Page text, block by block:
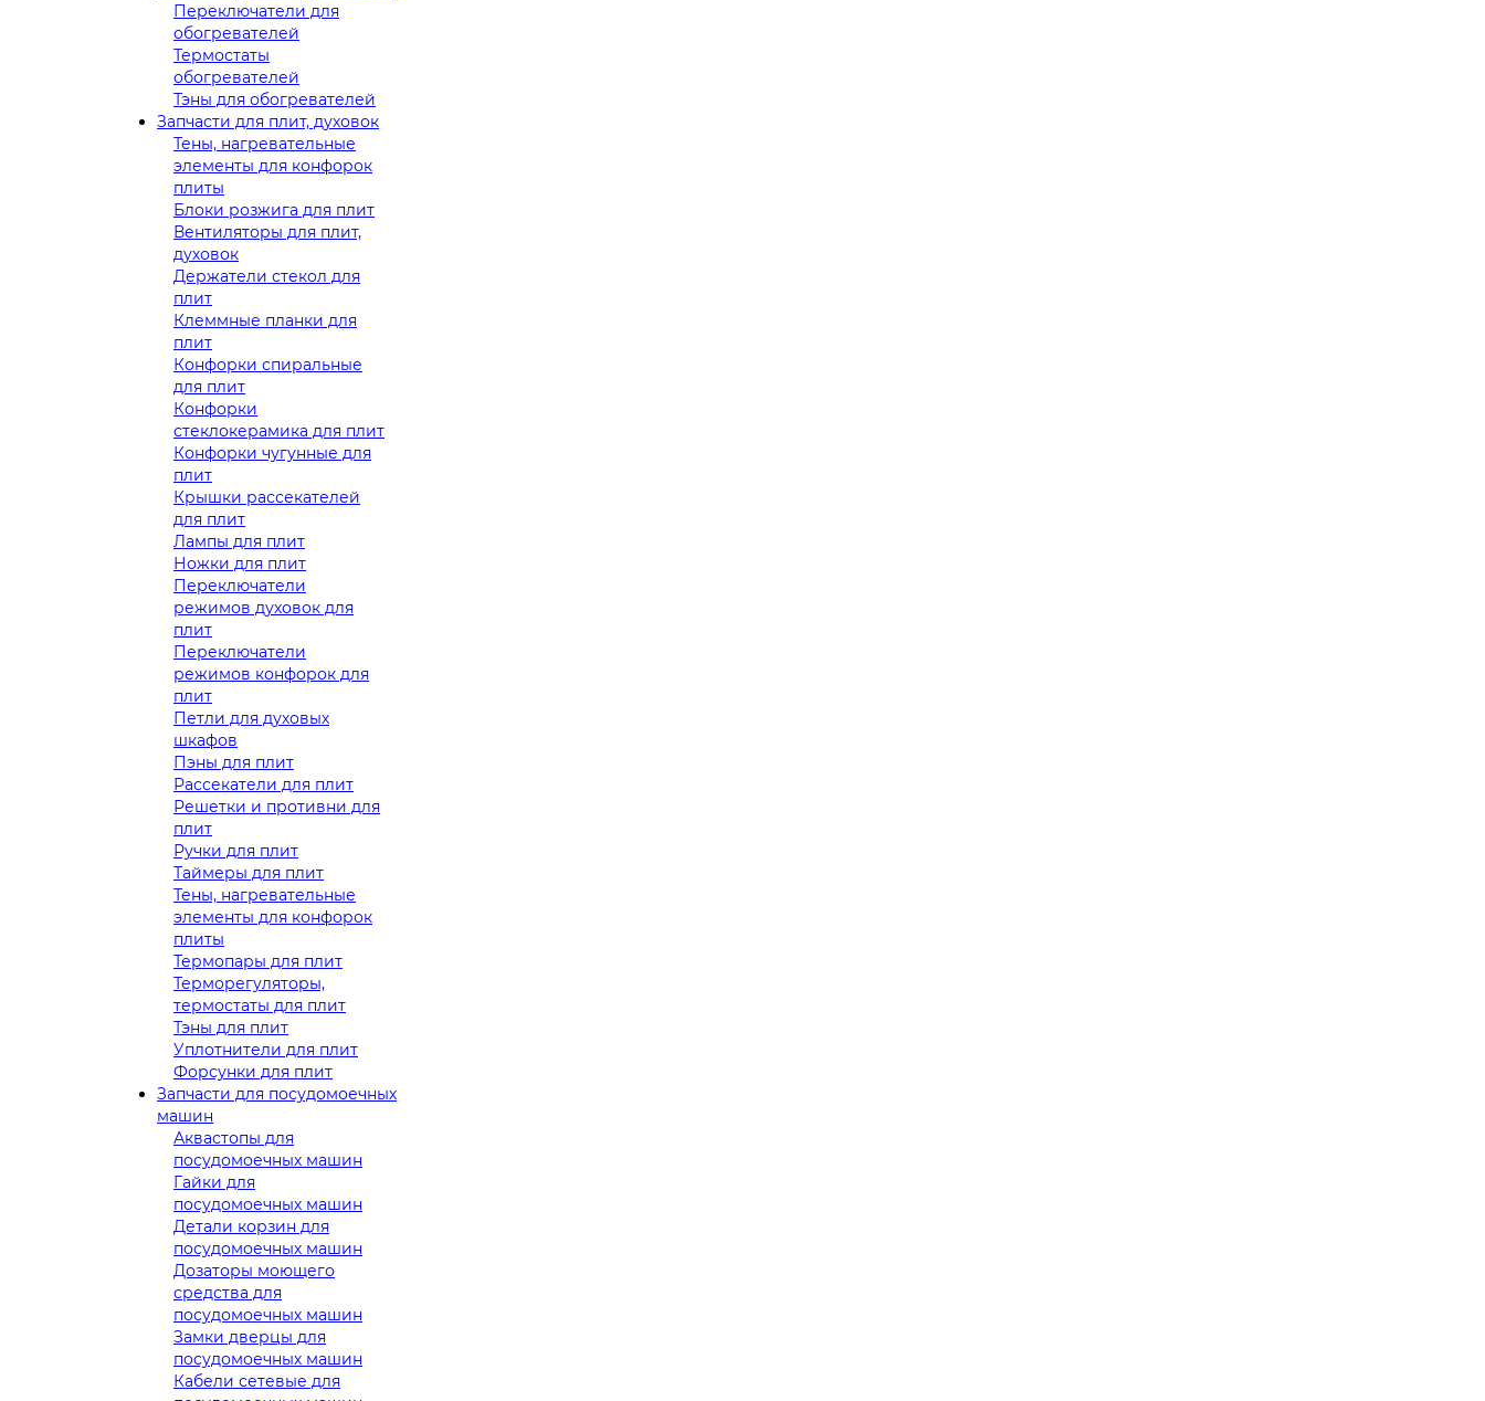
Переключатели для
обогревателей
Термостаты
обогревателей
Тэны для обогревателей
Запчасти для плит, духовок
Тены, нагревательные
элементы для конфорок
плиты
Блоки розжига для плит
Вентиляторы для плит,
духовок
Держатели стекол для
плит
Клеммные планки для
плит
Конфорки спиральные
для плит
Конфорки
стеклокерамика для плит
Конфорки чугунные для
плит
Крышки рассекателей
для плит
Лампы для плит
Ножки для плит
Переключатели
режимов духовок для
плит
Переключатели
режимов конфорок для
плит
Петли для духовых
шкафов
Пэны для плит
Рассекатели для плит
Решетки и противни для
плит
Ручки для плит
Таймеры для плит
Тены, нагревательные
элементы для конфорок
плиты
Термопары для плит
Терморегуляторы,
термостаты для плит
Тэны для плит
Уплотнители для плит
Форсунки для плит
Запчасти для посудомоечных
машин
Аквастопы для
посудомоечных машин
Гайки для
посудомоечных машин
Детали корзин для
посудомоечных машин
Дозаторы моющего
средства для
посудомоечных машин
Замки дверцы для
посудомоечных машин
Кабели сетевые для